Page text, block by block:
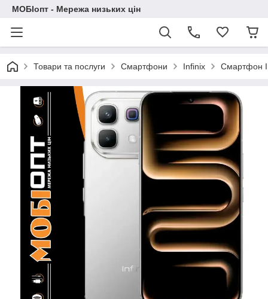
МОБІопт - Мережа низьких цін
Товари та послуги Смартфони Infinix Смартфон